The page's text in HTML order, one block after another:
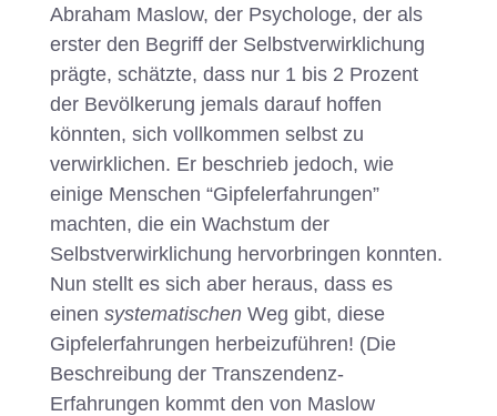
Abraham Maslow, der Psychologe, der als
erster den Begriff der Selbstverwirklichung
prägte, schätzte, dass nur 1 bis 2 Prozent
der Bevölkerung jemals darauf hoffen
könnten, sich vollkommen selbst zu
verwirklichen. Er beschrieb jedoch, wie
einige Menschen “Gipfelerfahrungen”
machten, die ein Wachstum der
Selbstverwirklichung hervorbringen konnten.
Nun stellt es sich aber heraus, dass es
einen systematischenWeg gibt, diese
Gipfelerfahrungen herbeizuführen! (Die
Beschreibung der Transzendenz-
Erfahrungen kommt den von Maslow